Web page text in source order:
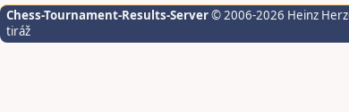
Chess-Tournament-Results-Server© 2006-2026 Heinz
tiráž